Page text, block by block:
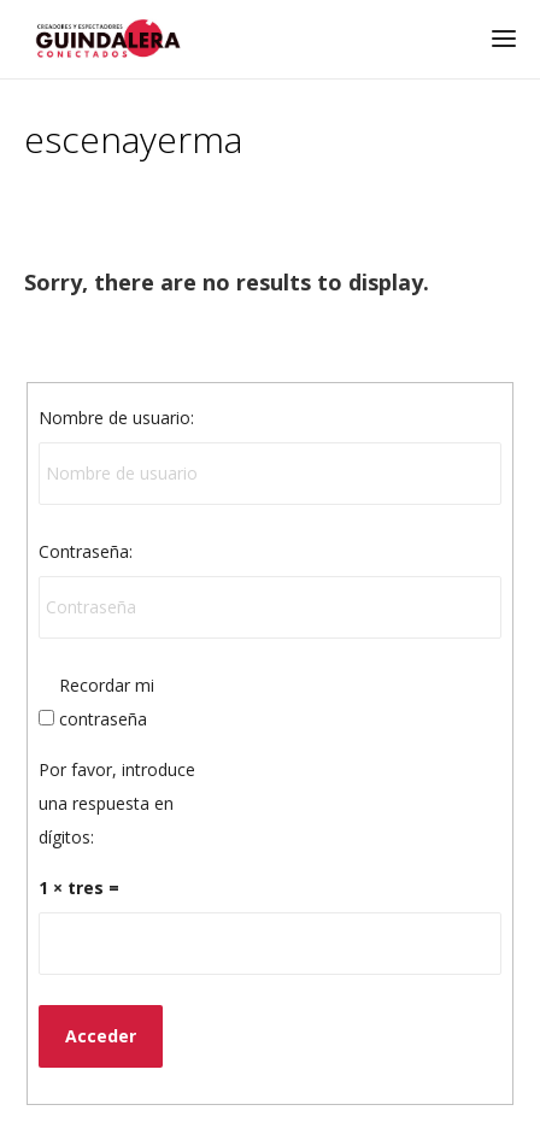
escenayerma
Sorry, there are no results to display.
Nombre de usuario:
Contraseña:
Recordar mi
contraseña
Por favor, introduce
una respuesta en
dígitos:
1 × tres =
Acceder